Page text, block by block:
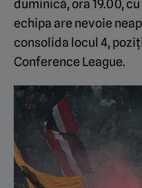
duminică, ora 19.00,
echipa are nevoie
consolida locul 4,
Conference League.